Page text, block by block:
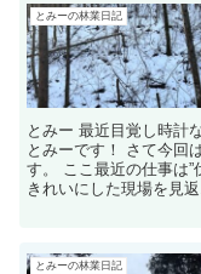
とみーの林業日記
とみー 最近目覚し時計
とみーです！ さて今回
す。 ここ最近の仕事は
きれいにした現場を見
とみーの林業日記